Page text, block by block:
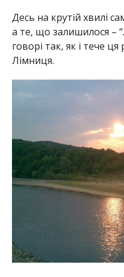
Десь на крутій хвилі
а те, що залишилося –
говорі так, як і тече
Лімниця.